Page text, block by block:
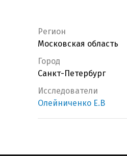
Регион
Московская область
Город
Санкт-Петербург
Исследователи
Олейниченко Е.В